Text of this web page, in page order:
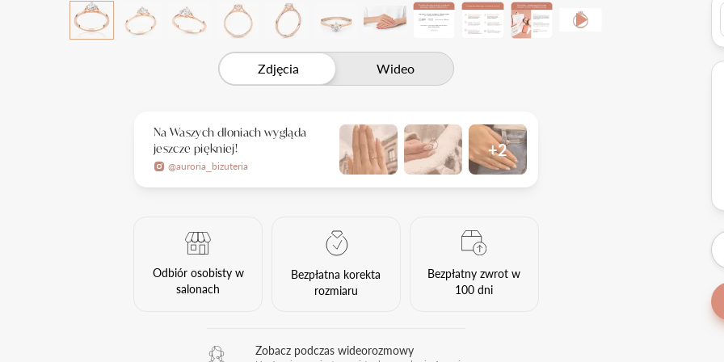
Zdjęcia Wideo
Na Waszych dłoniach wygląda
jeszcze piękniej!
@auroria_bizuteria
+2
Odbiór osobisty w
salonach
Bezpłatna korekta
rozmiaru
Bezpłatny zwrot w
100 dni
Zobacz podczas wideorozmowy